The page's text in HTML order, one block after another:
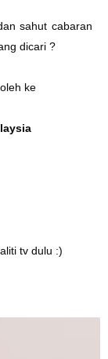
sahut cabaran
dicari ?
ke
tv dulu :)